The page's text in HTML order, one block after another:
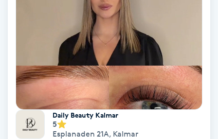
Fransborttagning
Fransfärgning
Fransförlängning
Fransförlängning Megavolym
Daily Beauty Kalmar
5
Esplanaden 21A, Kalmar